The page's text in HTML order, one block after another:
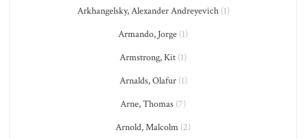
Arkhangelsky, Alexander Andreyevich(1)
Armando, Jorge (1)
Armstrong, Kit (1)
Arnalds, Olafur(1)
Arne, Thomas (7)
Arnold, Malcolm (2)